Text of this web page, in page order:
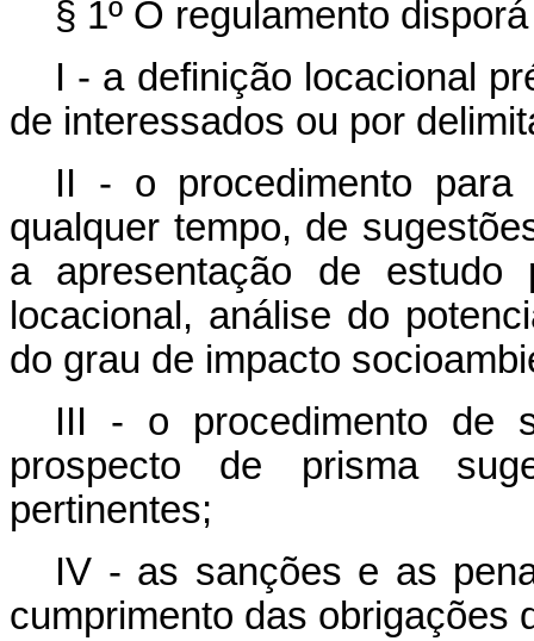
§ 1º O regulamento
I - a definição locacional
de interessados ou por
II - o procedimento para
qualquer tempo, de
a apresentação de estudo
locacional, análise do
do grau de impacto
III - o procedimento de
prospecto de prisma
pertinentes;
IV - as sanções e as
cumprimento das obrigações